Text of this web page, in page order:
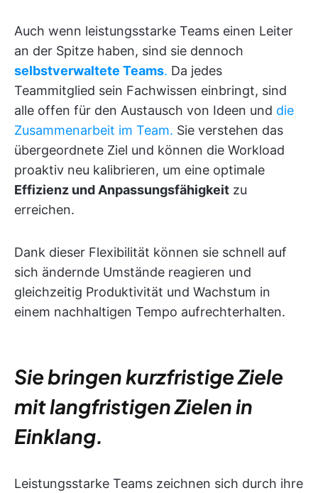
Auch wenn leistungsstarke Teams einen Leiter
an der Spitze haben, sind sie dennoch
selbstverwaltete Teams. Da jedes
Teammitglied sein Fachwissen einbringt, sind
alle offen für den Austausch von Ideen und die
Zusammenarbeit im Team. Sie verstehen das
übergeordnete Ziel und können die Workload
proaktiv neu kalibrieren, um eine optimale
Effizienz und Anpassungsfähigkeit zu
erreichen.
Dank dieser Flexibilität können sie schnell auf
sich ändernde Umstände reagieren und
gleichzeitig Produktivität und Wachstum in
einem nachhaltigen Tempo aufrechterhalten.
Sie bringen kurzfristige Ziele
mit langfristigen Zielen in
Einklang.
Leistungsstarke Teams zeichnen sich durch ihre